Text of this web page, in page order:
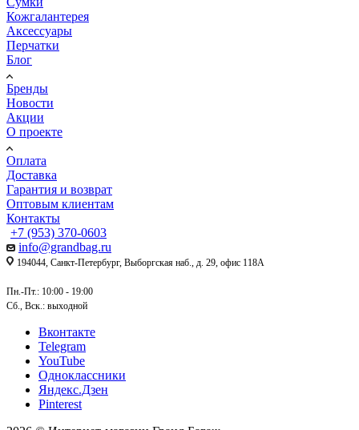
Кожгалантерея
Аксессуары
Перчатки
Блог
Бренды
Новости
Акции
О проекте
Оплата
Доставка
Гарантия и возврат
Оптовым клиентам
Контакты
+7 (953) 370-0603
info@grandbag.ru
194044, Санкт-Петербург, Выборгская наб., д. 29, офис 118А
Пн.-Пт.: 10:00 - 19:00
Сб., Вск.: выходной
Вконтакте
Telegram
YouTube
Одноклассники
Яндекс.Дзен
Pinterest